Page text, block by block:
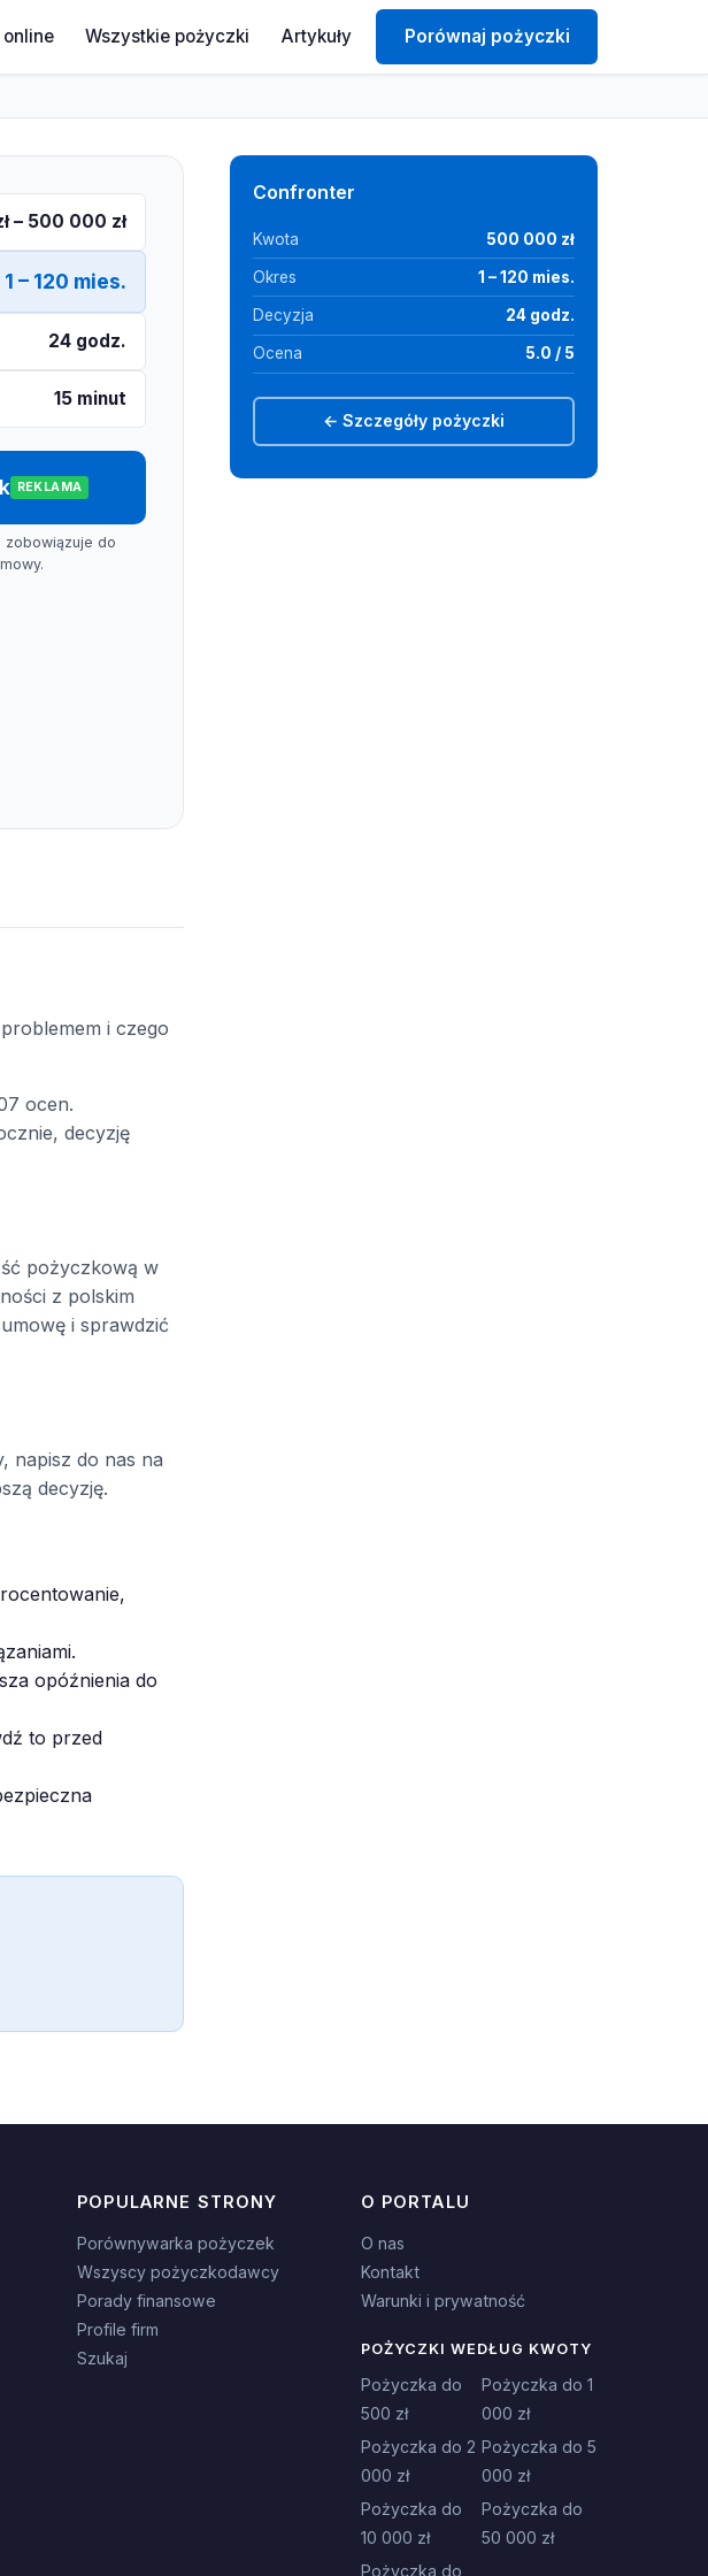
Wszystkie pożyczki Artykuły Porównaj pożyczki
– 500 000 zł
1 – 120 mies.
24 godz.
15 minut
REKLAMA
zobowiązuje do
i czego
ocen.
decyzję
pożyczkową w
z polskim
i sprawdzić
napisz do nas na
decyzję.
opóźnienia do
to przed
Confronter
Kwota 500 000 zł
Okres 1 – 120 mies.
Decyzja 24 godz.
Ocena 5.0 / 5
← Szczegóły pożyczki
POPULARNE STRONY
Porównywarka pożyczek
Wszyscy pożyczkodawcy
Porady finansowe
Profile firm
Szukaj
O PORTALU
O nas
Kontakt
Warunki i prywatność
POŻYCZKI WEDŁUG KWOTY
Pożyczka do
500 zł
Pożyczka do 1
000 zł
Pożyczka do 2
000 zł
Pożyczka do 5
000 zł
Pożyczka do
10 000 zł
Pożyczka do
50 000 zł
Pożyczka do